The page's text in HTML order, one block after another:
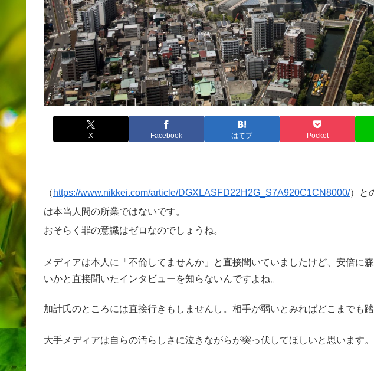
X Facebook はてブ Pocket
（ https://www.nikkei.com/article/DGXLASFD22H2G_S7A920C1CN8000/）と
は本当人間の所業ではないです。
おそらく罪の意識はゼロなのでしょうね。
メディアは本人に「不倫してませんか」と直接聞いていましたけど、安倍に
いかと直接聞いたインタビューを知らないんですよね。
加計氏のところには直接行きもしませんし。相手が弱いとみればどこまでも
大手メディアは自らの汚らしさに泣きながらが突っ伏してほしいと思います。